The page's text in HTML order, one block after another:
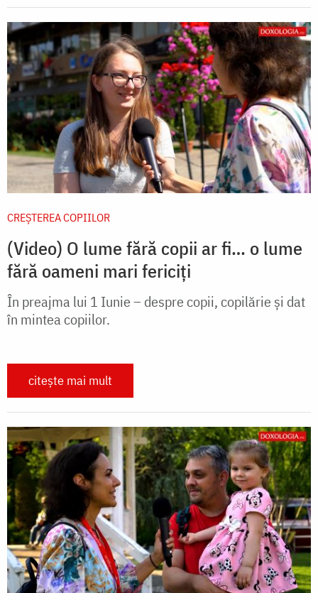
CREŞTEREA COPIILOR
(Video) O lume fără copii ar fi… o lume
fără oameni mari fericiți
În preajma lui 1 Iunie – despre copii, copilărie și dat
în mintea copiilor.
citește mai mult